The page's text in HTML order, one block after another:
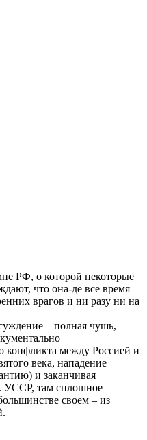
РФ, о которой некоторые
что она-де все время
врагов и ни разу ни на
– полная чушь,
конфликта между Россией и
века, нападение
и заканчивая
там сплошное
своем – из